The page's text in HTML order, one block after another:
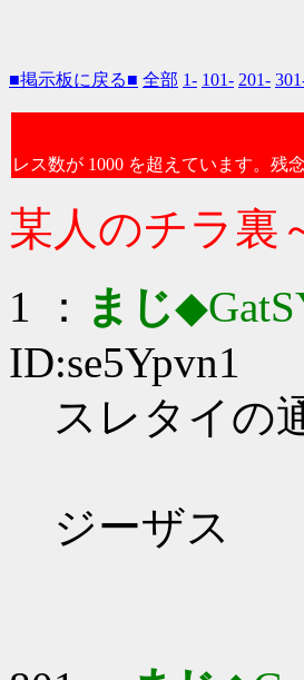
■掲示板に戻る■ 全部 1- 101- 201-
レス数が 1000 を超えています。残
某人のチラ裏
1 ： まじ
ID:se5Ypvn1
スレタイの
ジーザス